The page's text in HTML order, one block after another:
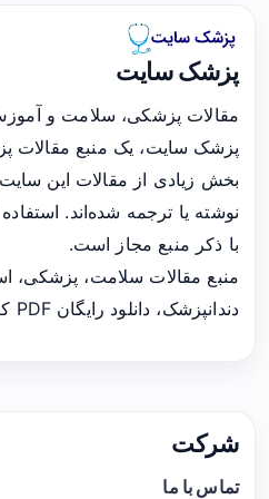
پزشک سایت
مقالات پزشکی، سلامت و
پزشک سایت، یک منبع
بخش زیادی از مقالات این
نوشته یا ترجمه شده‌اند.
با ذکر منبع مجاز است.
منبع مقالات سلامت، پزشکی،
دندانپزشک، دانلود رایگان PDF کتاب‌های پزشکی.
شرکت
تماس با ما